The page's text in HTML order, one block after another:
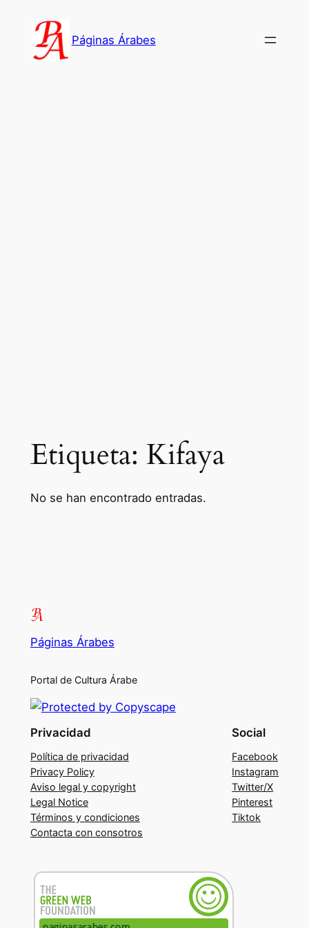
contenido
Páginas Árabes
Etiqueta: Kifaya
No se han encontrado entradas.
Páginas Árabes
Portal de Cultura Árabe
Privacidad
Política de privacidad
Privacy Policy
Aviso legal y copyright
Legal Notice
Términos y condiciones
Contacta con consotros
Social
Facebook
Instagram
Twitter/X
Pinterest
Tiktok